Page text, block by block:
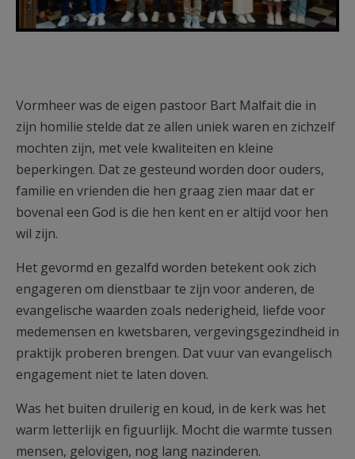
Vormheer was de eigen pastoor Bart Malfait die in
zijn homilie stelde dat ze allen uniek waren en zichzelf
mochten zijn, met vele kwaliteiten en kleine
beperkingen. Dat ze gesteund worden door ouders,
familie en vrienden die hen graag zien maar dat er
bovenal een God is die hen kent en er altijd voor hen
wil zijn.
Het gevormd en gezalfd worden betekent ook zich
engageren om dienstbaar te zijn voor anderen, de
evangelische waarden zoals nederigheid, liefde voor
medemensen en kwetsbaren, vergevingsgezindheid in
praktijk proberen brengen. Dat vuur van evangelisch
engagement niet te laten doven.
Was het buiten druilerig en koud, in de kerk was het
warm letterlijk en figuurlijk. Mocht die warmte tussen
mensen, gelovigen, nog lang nazinderen.